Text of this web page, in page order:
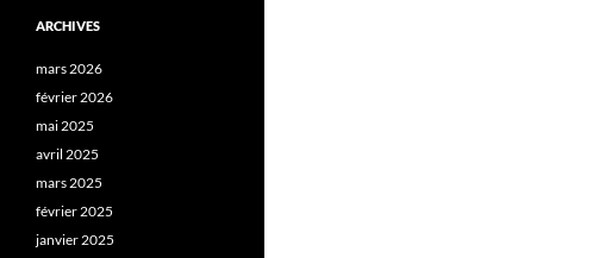
ARCHIVES
mars 2026
février 2026
mai 2025
avril 2025
mars 2025
février 2025
janvier 2025